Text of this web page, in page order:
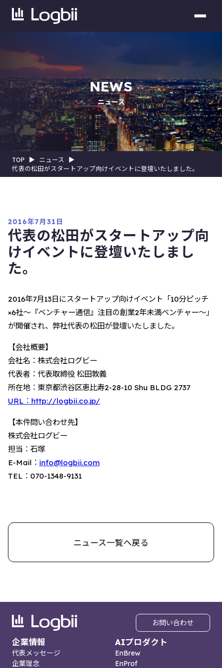
NEWS
ニュース
TOP ▶︎ ニュース
▶︎
代表の松田がスタートアップ向けイベントに登壇いたしました。
代表の松田がスタートアップ向
けイベントに登壇いたしまし
た。
2016年7月31日
2016年7月13日にスタートアップ向けイベント「10分ピッチ
×6社～『ベンチャー通信』注目の創業2年未満ベンチャー～」
が開催され、弊社代表の松田が登壇いたしました。
【会社概要】
会社名：株式会社ログビー
代表者：代表取締役 松田敦義
所在地：東京都渋谷区恵比寿2-28-10 Shu BLDG 2737
URL：http://logbii.co.jp/
【本件問い合わせ先】
株式会社ログビー
担当：石塚
E-Mail： info@logbii.com
TEL：070-1348-9131
ニュース一覧へ戻る
お問い合わせ
企業情報
代表メッセージ
企業理念
AIプロダクト
EnBrew
EnProf